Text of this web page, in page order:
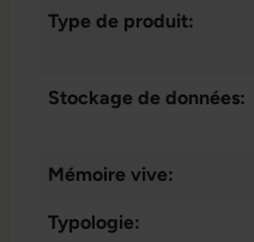
Type de produit:
Stockage de données:
Mémoire vive:
Typologie: